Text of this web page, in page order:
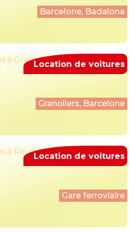
Barcelone, Badalona
Granollers, Barcelone
Location de voitures
Gare ferroviaire
Location de voitures